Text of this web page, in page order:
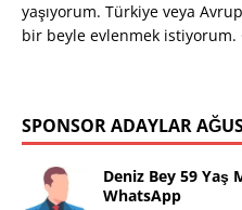
yaşıyorum. Türkiye veya
bir beyle evlenmek
SPONSOR ADAYLAR
Deniz Bey 59 Yaş
WhatsApp